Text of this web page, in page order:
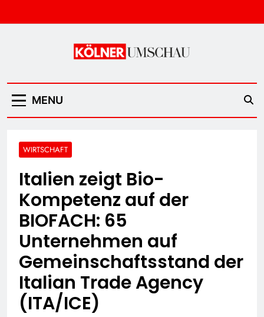
to
Kölner Umschau
MENU
WIRTSCHAFT
Italien zeigt Bio-
Kompetenz auf der
BIOFACH: 65
Unternehmen auf
Gemeinschaftsstand der
Italian Trade Agency
(ITA/ICE)